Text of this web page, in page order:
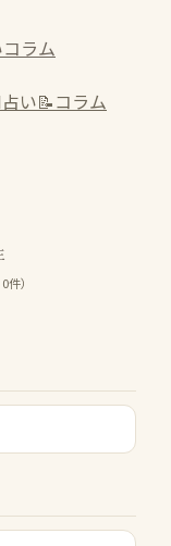
コラム
い📝コラム
0件）